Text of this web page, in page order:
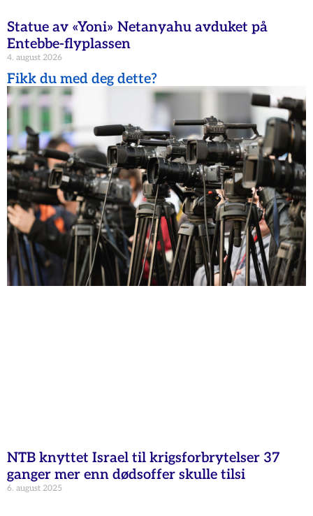
Statue av «Yoni» Netanyahu avduket på
Entebbe-flyplassen
4. august 2026
Fikk du med deg dette?
NTB knyttet Israel til krigsforbrytelser 37
ganger mer enn dødsoffer skulle tilsi
6. august 2025